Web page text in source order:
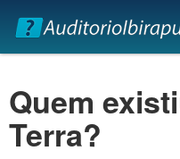
Quem
Terra?